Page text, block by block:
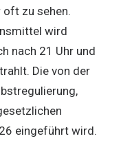
oft zu sehen.
wird
nach 21 Uhr und
Die von der
eingeführt wird.